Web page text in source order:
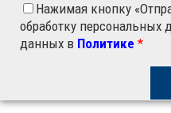
Нажимая кнопку
обработку персональных
данных в Политике *